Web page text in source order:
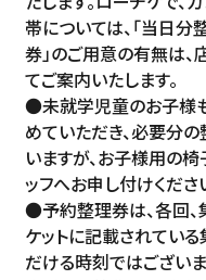
帯については、「当日分
券」のご用意の有無は、
てご案内いたします。
●未就学児童のお子様
めていただき、必要分
いますが、お子様用の
ッフへお申し付けくださ
●予約整理券は、各回、
ケットに記載されてい
だける時刻ではござい